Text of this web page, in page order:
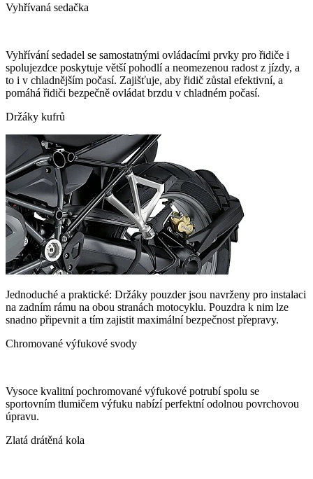
Vyhřívaná sedačka
Vyhřívání sedadel se samostatnými ovládacími prvky pro řidiče i
spolujezdce poskytuje větší pohodlí a neomezenou radost z jízdy, a
to i v chladnějším počasí. Zajišťuje, aby řidič zůstal efektivní, a
pomáhá řidiči bezpečně ovládat brzdu v chladném počasí.
Držáky kufrů
Jednoduché a praktické: Držáky pouzder jsou navrženy pro instalaci
na zadním rámu na obou stranách motocyklu. Pouzdra k nim lze
snadno připevnit a tím zajistit maximální bezpečnost přepravy.
Chromované výfukové svody
Vysoce kvalitní pochromované výfukové potrubí spolu se
sportovním tlumičem výfuku nabízí perfektní odolnou povrchovou
úpravu.
Zlatá drátěná kola